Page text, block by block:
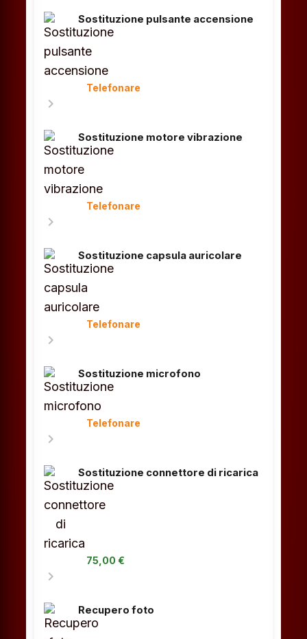
Sostituzione pulsante accensione
Telefonare
chevron_right
Sostituzione motore vibrazione
Telefonare
chevron_right
Sostituzione capsula auricolare
Telefonare
chevron_right
Sostituzione microfono
Telefonare
chevron_right
Sostituzione connettore di ricarica
75,00 €
chevron_right
Recupero foto